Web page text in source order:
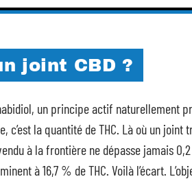
joint CBD ?
un principe actif naturellement
c’est la quantité de THC. Là où un
à la frontière ne dépasse jamais
à 16,7 % de THC. Voilà l’écart.